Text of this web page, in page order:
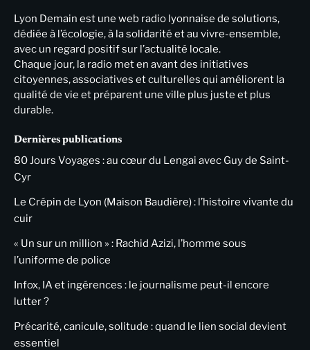
Lyon Demain est une web radio lyonnaise de solutions,
dédiée à l’écologie, à la solidarité et au vivre-ensemble,
avec un regard positif sur l’actualité locale.
Chaque jour, la radio met en avant des initiatives
citoyennes, associatives et culturelles qui améliorent la
qualité de vie et préparent une ville plus juste et plus
durable.
Dernières publications
80 Jours Voyages : au cœur du Lengai avec Guy de Saint-
Cyr
Le Crépin de Lyon (Maison Baudière) : l’histoire vivante du
cuir
« Un sur un million » : Rachid Azizi, l’homme sous
l’uniforme de police
Infox, IA et ingérences : le journalisme peut-il encore
lutter ?
Précarité, canicule, solitude : quand le lien social devient
essentiel